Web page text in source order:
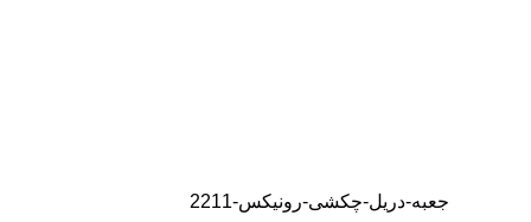
جعبه-دریل-چکشی-رونیکس-2211